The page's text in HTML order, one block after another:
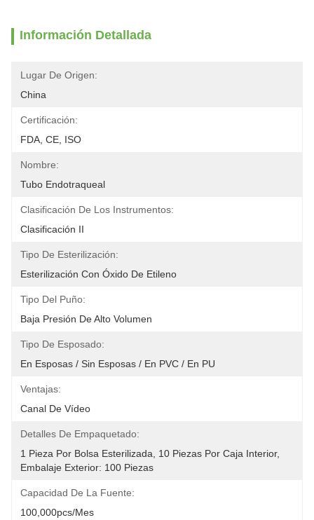
Información Detallada
Lugar De Origen:
China
Certificación:
FDA, CE, ISO
Nombre:
Tubo Endotraqueal
Clasificación De Los Instrumentos:
Clasificación II
Tipo De Esterilización:
Esterilización Con Óxido De Etileno
Tipo Del Puño:
Baja Presión De Alto Volumen
Tipo De Esposado:
En Esposas / Sin Esposas / En PVC / En PU
Ventajas:
Canal De Vídeo
Detalles De Empaquetado:
1 Pieza Por Bolsa Esterilizada, 10 Piezas Por Caja Interior,
Embalaje Exterior: 100 Piezas
Capacidad De La Fuente:
100,000pcs/mes